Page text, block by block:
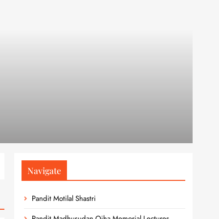
Navigate
Pandit Motilal Shastri